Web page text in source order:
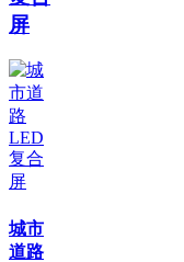
屏
城市
道路